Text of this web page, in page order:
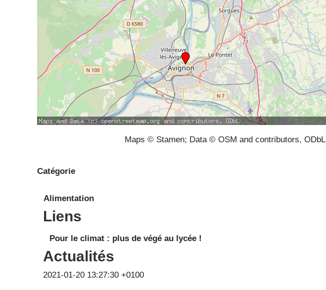
Maps © Stamen; Data © OSM and contributors, ODbL
Catégorie
Alimentation
Liens
Pour le climat : plus de végé au lycée !
Actualités
2021-01-20 13:27:30 +0100